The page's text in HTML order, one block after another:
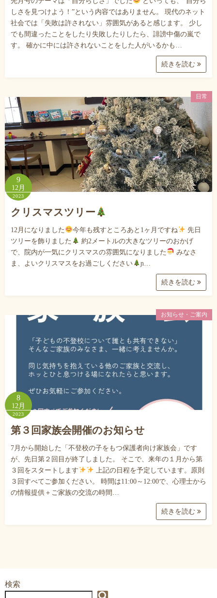
しさを見つけよう！”という内容ではありません。 現代のネット
社会では「失敗は許されない」雰囲気があると感じます。 少し
でも間違ったことをしたり失敗したりしたら、誹謗中傷の嵐で
す。 確かに中には許されないことをした人がいるかも…
続きを読む
日常
9
12月
2023
クリスマスツリー
12月になりました 今年も残すところあと1ヶ月ですね
先日
ツリーを飾りました
約2メートルの大きなツリーのおかげ
で、院内が一気にクリスマスの雰囲気になりました
みなさ
ま、よいクリスマスをお過ごしください
ɲ…
続きを読む
お知らせ・ご案内
8
12月
2023
第３回家族会開催のお知らせ
7月から開始した「不登校の子をもつ保護者向け家族会」です
が、先日第２回目が終了しました。 そこで、来年の１月から第
３回をスタートします
上記の日程を予定しています。原則
３回すべてご参加ください。 時間は11:00～12:00で、心理士から
の情報提供＋ご家族の交流の時間…
続きを読む
検索